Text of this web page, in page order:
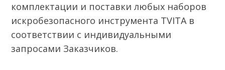
комплектации и поставки любых наборов
искробезопасного инструмента TVITA в
соответствии с индивидуальными
запросами Заказчиков.